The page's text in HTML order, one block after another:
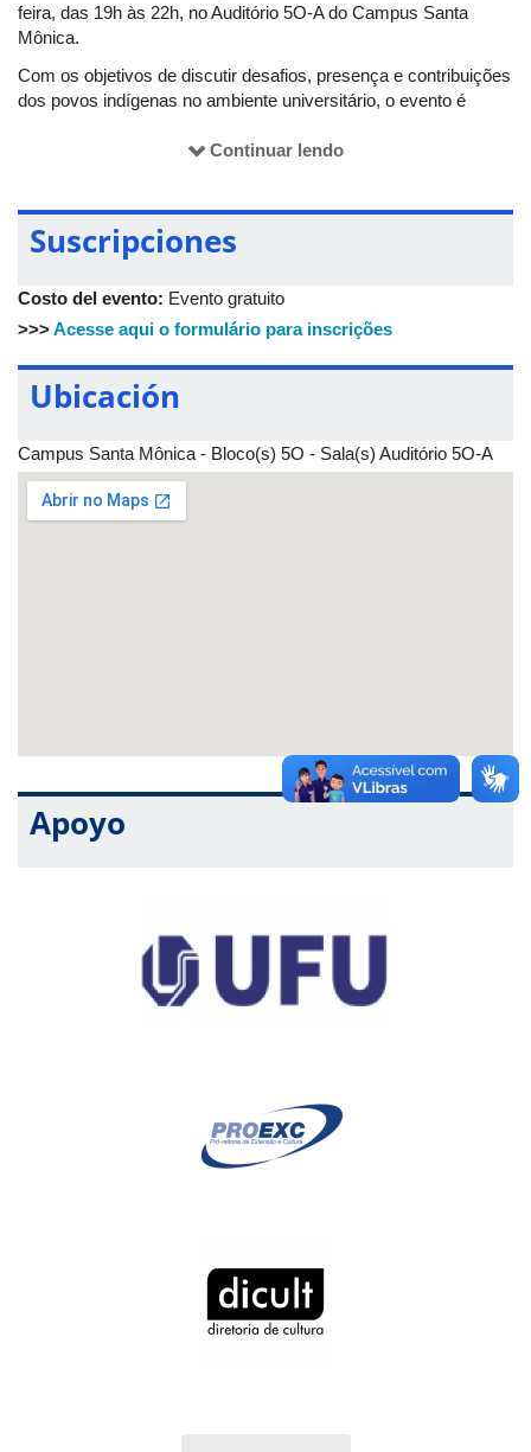
feira, das 19h às 22h, no Auditório 5O-A do Campus Santa
Mônica.
Com os objetivos de discutir desafios, presença e contribuições
dos povos indígenas no ambiente universitário, o evento é
Para mais infomações, acesse o perfil no
Continuar lendo
Suscripciones
Costo del evento: Evento gratuito
>>>Acesse aqui o formulário para inscrições
Ubicación
Campus Santa Mônica - Bloco(s) 5O - Sala(s) Auditório 5O-A
Apoyo